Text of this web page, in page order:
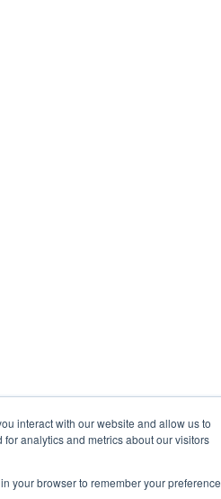
interact with our website and allow us to
analytics and metrics about our visitors
your browser to remember your preference